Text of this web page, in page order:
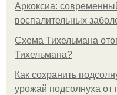
Аркоксиа:
воспалительных
Схема Тихельмана
Тихельмана?
Как сохранить
урожай подсолнуха от